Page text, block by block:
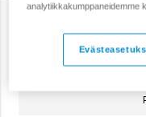
Lastenpyörät
analytiikkakumppaneidemme